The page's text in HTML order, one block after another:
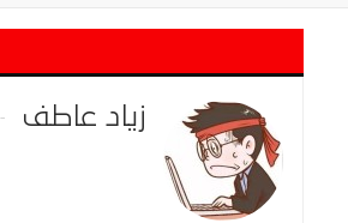
زياد عاطف